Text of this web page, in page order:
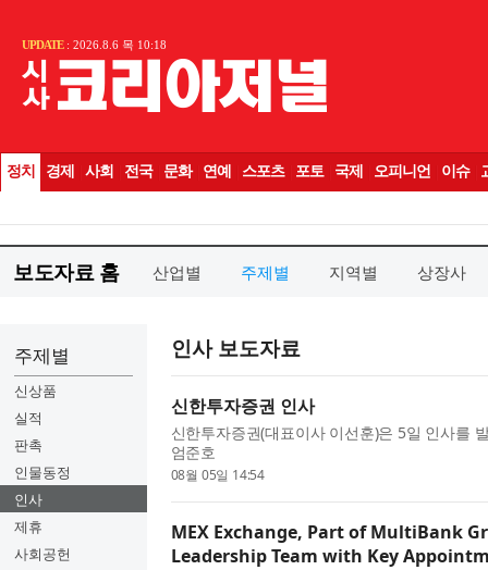
보도자료 홈 산업별 주제별 지역별 상장사
주제별
신상품
실적
판촉
인물동정
인사
제휴
사회공헌
인사 보도자료
신한투자증권 인사
신한투자증권(대표이사 이선훈)은 5일 인사를
엄준호
08월 05일 14:54
MEX Exchange, Part of MultiBank
Leadership Team with Key